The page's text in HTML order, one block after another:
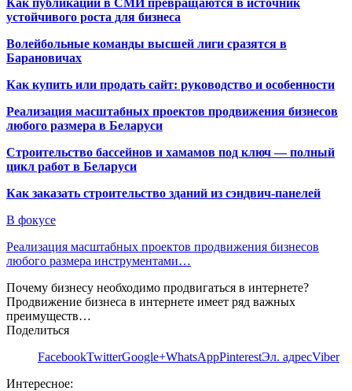
устойчивого роста для бизнеса
Волейбольные команды высшей лиги сразятся в
Барановичах
Как купить или продать сайт: руководство и особенности
Реализация масштабных проектов продвижения бизнесов
любого размера в Беларуси
Строительство бассейнов и хамамов под ключ — полный
цикл работ в Беларуси
Как заказать строительство зданий из сэндвич-панелей
В фокусе
Реализация масштабных проектов продвижения бизнесов
любого размера инструментами…
Почему бизнесу необходимо продвигаться в интернете?
Продвижение бизнеса в интернете имеет ряд важных
преимуществ…
Поделиться
FacebookTwitterGoogle+WhatsAppPinterestЭл. адресViber
Интересное: